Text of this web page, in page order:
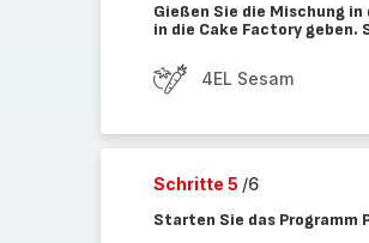
Gießen Sie die Mischung
in die Cake Factory geben.
4EL Sesam
Schritte 5 /6
Starten Sie das Programm